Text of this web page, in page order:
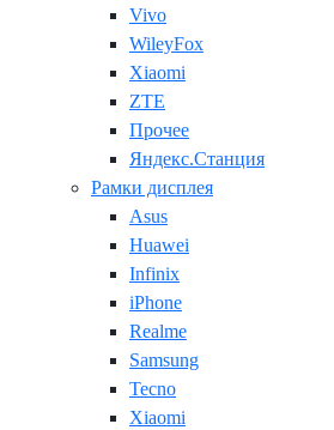
Vivo
WileyFox
Xiaomi
ZTE
Прочее
Яндекс.Станция
Рамки дисплея
Asus
Huawei
Infinix
iPhone
Realme
Samsung
Tecno
Xiaomi